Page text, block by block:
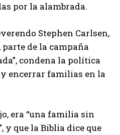
por la alambrada.
Stephen Carlsen,
de la campaña
condena la política
encerrar familias en la
era “una familia sin
y que la Biblia dice que